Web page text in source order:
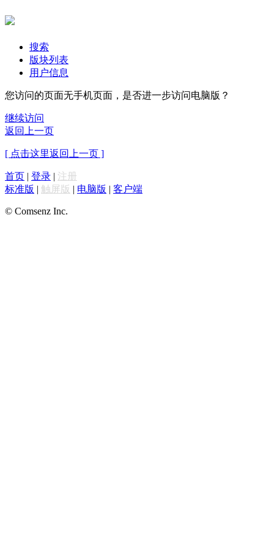
搜索
版块列表
用户信息
您访问的页面无手机页面，是否进一步访问电脑版？
继续访问
返回上一页
[ 点击这里返回上一页 ]
首页 | 登录 | 注册
标准版 | 触屏版 | 电脑版 | 客户端
© Comsenz Inc.